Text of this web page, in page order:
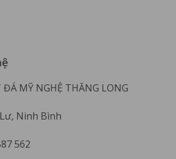
ĐÁ MỸ NGHỆ THĂNG LONG
Ninh Bình
562